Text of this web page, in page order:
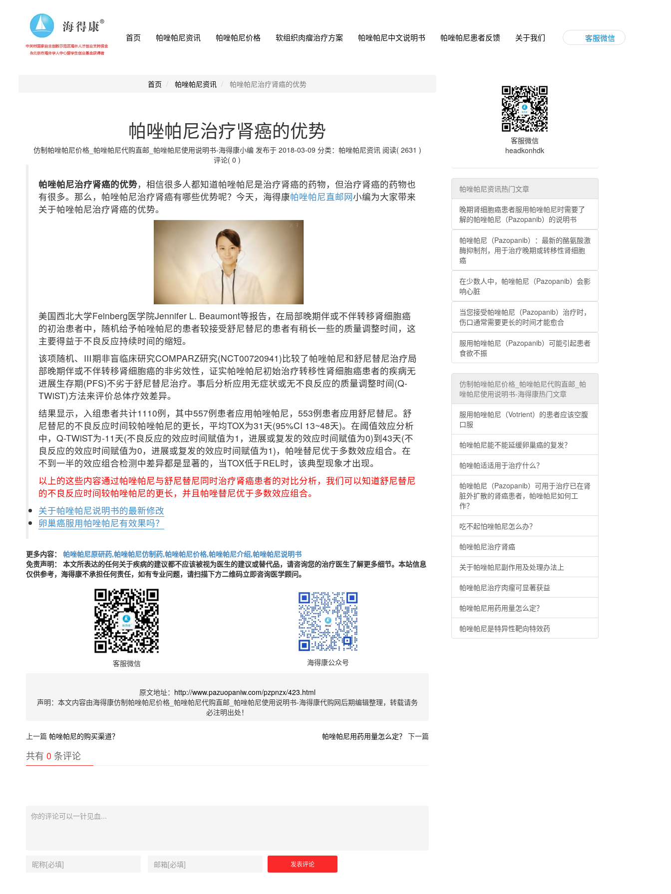
首页 帕唑帕尼资讯 帕唑帕尼价格 软组织肉瘤治疗方案 帕唑帕尼中文说明书 帕唑帕尼患者反馈 关于我们 客服微信
首页 帕唑帕尼资讯 帕唑帕尼治疗肾癌的优势
帕唑帕尼治疗肾癌的优势
仿制帕唑帕尼价格_帕唑帕尼代购直邮_帕唑帕尼使用说明书-海得康小编 发布于 2018-03-09 分类：帕唑帕尼资讯 阅读( 2631 )
评论( 0 )
帕唑帕尼治疗肾癌的优势，相信很多人都知道帕唑帕尼是治疗肾癌的药物，但治疗肾癌的药物也
有很多。那么，帕唑帕尼治疗肾癌有哪些优势呢？今天，海得康帕唑帕尼直邮网小编为大家带来
关于帕唑帕尼治疗肾癌的优势。
美国西北大学Feinberg医学院Jennifer L. Beaumont等报告，在局部晚期伴或不伴转移肾细胞癌
的初治患者中，随机给予帕唑帕尼的患者较接受舒尼替尼的患者有稍长一些的质量调整时间，这
主要得益于不良反应持续时间的缩短。
该项随机、Ⅲ期非盲临床研究COMPARZ研究(NCT00720941)比较了帕唑帕尼和舒尼替尼治疗局
部晚期伴或不伴转移肾细胞癌的非劣效性，证实帕唑帕尼初始治疗转移性肾细胞癌患者的疾病无
进展生存期(PFS)不劣于舒尼替尼治疗。事后分析应用无症状或无不良反应的质量调整时间(Q-
TWiST)方法来评价总体疗效差异。
结果显示，入组患者共计1110例，其中557例患者应用帕唑帕尼，553例患者应用舒尼替尼。舒
尼替尼的不良反应时间较帕唑帕尼的更长，平均TOX为31天(95%CI 13~48天)。在阈值效应分析
中，Q-TWiST为-11天(不良反应的效应时间赋值为1，进展或复发的效应时间赋值为0)到43天(不
良反应的效应时间赋值为0，进展或复发的效应时间赋值为1)，帕唑替尼优于多数效应组合。在
不到一半的效应组合检测中差异都是显著的，当TOX低于REL时，该典型现象才出现。
以上的这些内容通过帕唑帕尼与舒尼替尼同时治疗肾癌患者的对比分析，我们可以知道舒尼替尼
的不良反应时间较帕唑帕尼的更长，并且帕唑替尼优于多数效应组合。
关于帕唑帕尼说明书的最新修改
卵巢癌服用帕唑帕尼有效果吗？
更多内容：
帕唑帕尼原研药,帕唑帕尼仿制药,帕唑帕尼价格,帕唑帕尼介绍,帕唑帕尼说明书
免责声明： 本文所表达的任何关于疾病的建议都不应该被视为医生的建议或替代品，请咨询您的治疗医生了解更多细节。本站信息
仅供参考，海得康不承担任何责任，如有专业问题，请扫描下方二维码立即咨询医学顾问。
客服微信 海得康公众号
原文地址： http://www.pazuopaniw.com/pzpnzx/423.html
声明：本文内容由海得康仿制帕唑帕尼价格_帕唑帕尼代购直邮_帕唑帕尼使用说明书-海得康代购网后期编辑整理，转载请务
必注明出处！
上一篇 帕唑帕尼的购买渠道？ 帕唑帕尼用药用量怎么定？ 下一篇
共有 0 条评论
客服微信
headkonhdk
帕唑帕尼资讯热门文章
晚期肾细胞癌患者服用帕唑帕尼时需要了
解的帕唑帕尼（Pazopanib）的说明书
帕唑帕尼（Pazopanib）：最新的酪氨酸激
酶抑制剂，用于治疗晚期或转移性肾细胞
癌
在少数人中，帕唑帕尼（Pazopanib）会影
响心脏
当您接受帕唑帕尼（Pazopanib）治疗时，
伤口通常需要更长的时间才能愈合
服用帕唑帕尼（Pazopanib）可能引起患者
食欲不振
仿制帕唑帕尼价格_帕唑帕尼代购直邮_帕
唑帕尼使用说明书-海得康热门文章
服用帕唑帕尼（Votrient）的患者应该空腹
口服
帕唑帕尼能不能延缓卵巢癌的复发？
帕唑帕适适用于治疗什么？
帕唑帕尼（Pazopanib）可用于治疗已在肾
脏外扩散的肾癌患者，帕唑帕尼如何工
作？
吃不起怕唑帕尼怎么办？
帕唑帕尼治疗肾癌
关于帕唑帕尼副作用及处理办法上
帕唑帕尼治疗肉瘤可显著获益
帕唑帕尼用药用量怎么定？
帕唑帕尼是特异性靶向特效药